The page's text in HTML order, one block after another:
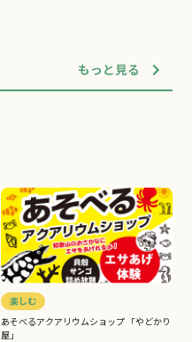
もっと見る
楽しむ
あそべるアクアリウムショップ 「やどかり
屋」